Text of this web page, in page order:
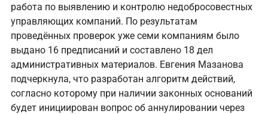
работа по выявлению и контролю недобросовестных
управляющих компаний. По результатам
проведённых проверок уже семи компаниям было
выдано 16 предписаний и составлено 18 дел
административных материалов. Евгения Мазанова
подчеркнула, что разработан алгоритм действий,
согласно которому при наличии законных оснований
будет инициирован вопрос об аннулировании через